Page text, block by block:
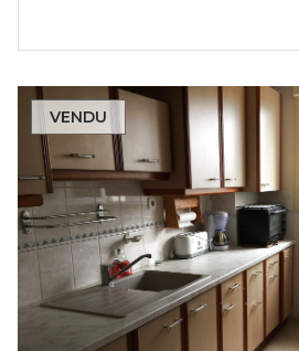
VENDU